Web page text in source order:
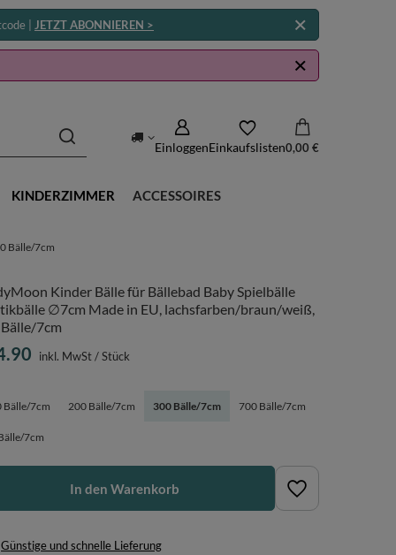
| JETZT ABONNIEREN >
EinloggenEinkaufslisten0,00 €
KINDERZIMMER ACCESSOIRES
Bälle/7cm
Kinder Bälle für Bällebad Baby Spielbälle
∅7cm Made in EU, lachsfarben/braun/weiß,
7cm
Bälle/7cm 200 Bälle/7cm 300 Bälle/7cm 700 Bälle/7cm
7cm
inkl. MwSt/Stück
In den Warenkorb
Günstige und schnelle Lieferung